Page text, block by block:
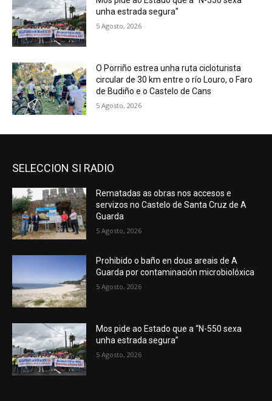
unha estrada segura”
5 Agosto, 2026
O Porriño estrea unha ruta cicloturista
circular de 30 km entre o río Louro, o Faro
de Budiño e o Castelo de Cans
5 Agosto, 2026
SELECCION SI RADIO
Rematadas as obras nos accesos e
servizos no Castelo de Santa Cruz de A
Guarda
5 Agosto, 2026
Prohibido o baño en dous areais de A
Guarda por contaminación microbiolóxica
5 Agosto, 2026
Mos pide ao Estado que a “N-550 sexa
unha estrada segura”
5 Agosto, 2026